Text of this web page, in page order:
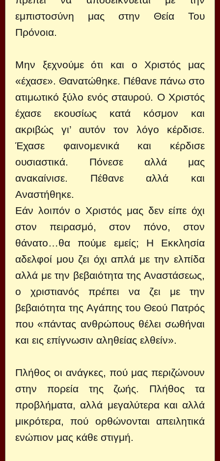
εμπιστοσύνη μας στην Θεία Του
Πρόνοια.
Μην ξεχνούμε ότι και ο Χριστός μας
«έχασε». Θανατώθηκε. Πέθανε πάνω στο
ατιμωτικό ξύλο ενός σταυρού. Ο Χριστός
έχασε εκουσίως κατά κόσμον και
ακριβώς γι’ αυτόν τον λόγο κέρδισε.
Έχασε φαινομενικά και κέρδισε
ουσιαστικά. Πόνεσε αλλά μας
ανακαίνισε. Πέθανε αλλά και
Αναστήθηκε.
Εάν λοιπόν ο Χριστός μας δεν είπε όχι
στον πειρασμό, στον πόνο, στον
θάνατο…θα πούμε εμείς; Η Εκκλησία
αδελφοί μου ζει όχι απλά με την ελπίδα
αλλά με την βεβαιότητα της Αναστάσεως,
ο χριστιανός πρέπει να ζει με την
βεβαιότητα της Αγάπης του Θεού Πατρός
που «πάντας ανθρώπους θέλει σωθήναι
και εις επίγνωσιν αληθείας ελθείν».
Πλήθος οι ανάγκες, πού μας περιζώνουν
στην πορεία της ζωής. Πλήθος τα
προβλήματα, αλλά μεγαλύτερα και αλλά
μικρότερα, πού ορθώνονται απειλητικά
ενώπιον μας κάθε στιγμή.